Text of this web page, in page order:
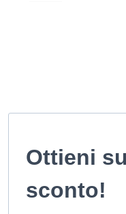
Ottieni
sconto!